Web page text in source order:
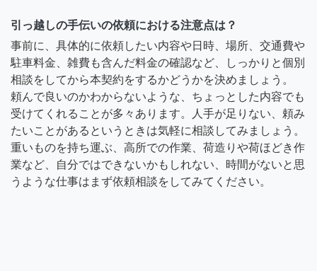
引っ越しの手伝いの依頼における注意点は？
事前に、具体的に依頼したい内容や日時、場所、交通費や
駐車料金、雑費も含んだ料金の確認など、しっかりと個別
相談をしてから本契約をするかどうかを決めましょう。
頼んで良いのかわからないような、ちょっとした内容でも
受けてくれることが多々あります。人手が足りない、頼み
たいことがあるというときは気軽に相談してみましょう。
重いものを持ち運ぶ、高所での作業、荷造りや荷ほどき作
業など、自分ではできないかもしれない、時間がないと思
うような仕事はまず依頼相談をしてみてください。